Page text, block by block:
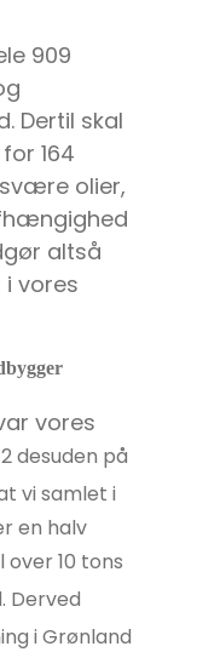
909
Dertil skal
164
olier,
altså
vores
vores
desuden på
vi samlet i
en halv
over 10 tons
Derved
i Grønland